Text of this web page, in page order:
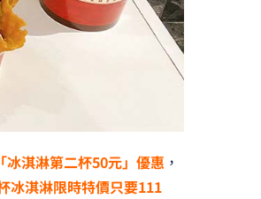
「冰淇淋第二杯50元」優惠 ，
冰淇淋限時特價只要111